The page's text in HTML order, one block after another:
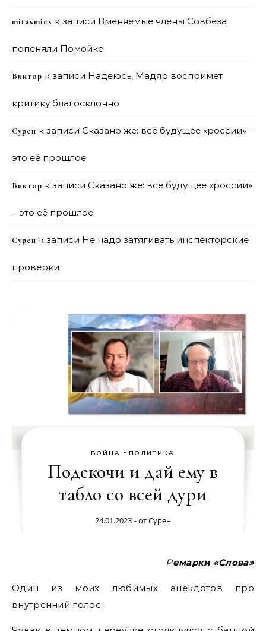
mitasmies к записи Вменяемые члены Совбеза
попеняли Помойке
Виктор к записи Надеюсь, Мадяр воспримет
критику благосклонно
Сурен к записи Сказано же: всё будущее «россии» –
это её прошлое
Виктор к записи Сказано же: всё будущее «россии»
– это её прошлое
Сурен к записи Не надо затягивать инспекторские
проверки
ВОЙНА - ПОЛИТИКА
Подскочи и дай ему в
табло со всей дури
24.01.2023 - отСурен
Ремарки «Слова»
Один из моих любимых анекдотов про
внутренний голос.